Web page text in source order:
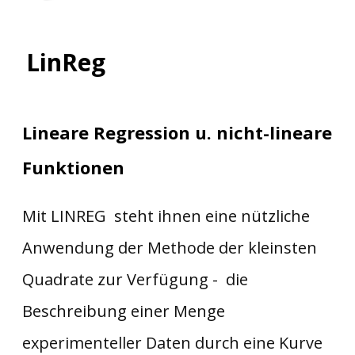
LinReg
Lineare Regression u. nicht-lineare
Funktionen
Mit LINREG steht ihnen eine nützliche
Anwendung der Methode der kleinsten
Quadrate zur Verfügung - die
Beschreibung einer Menge
experimenteller Daten durch eine Kurve